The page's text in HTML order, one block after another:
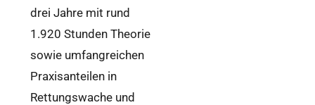
drei Jahre mit rund
1.920 Stunden Theorie
sowie umfangreichen
Praxisanteilen in
Rettungswache und